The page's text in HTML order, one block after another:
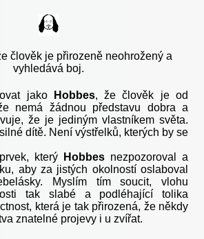
člověk je přirozeně neohrožený a
vyhledává boj.
jako Hobbes, že člověk je od
nemá žádnou představu dobra a
že je jediným vlastníkem světa.
dítě. Není výstřelků, kterých by se
který
Hobbesnezpozoroval a
aby za jistých okolností oslaboval
Myslím tím soucit, vlohu
tak slabé a podléhající tolika
která je tak přirozená, že někdy
znatelné projevy i u zvířat.